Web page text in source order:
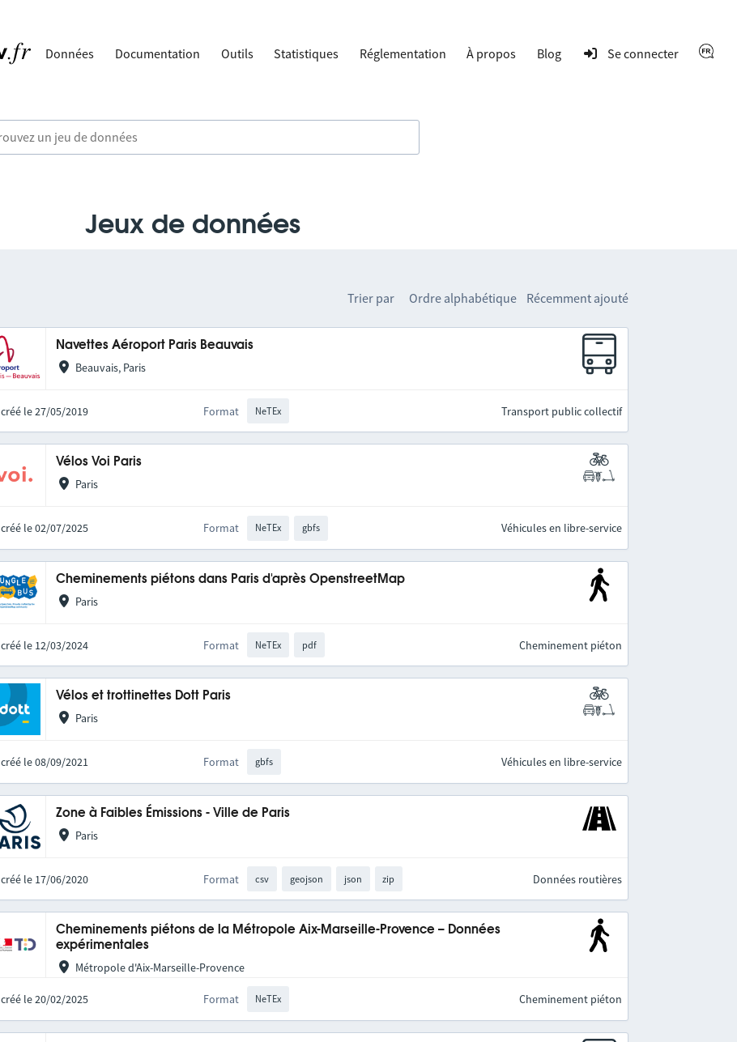
Données Documentation Outils Statistiques Réglementation À propos Blog Se connecter
Jeux de données
Trier par Ordre alphabétique Récemment ajouté
Navettes Aéroport Paris Beauvais
Beauvais, Paris
créé le 27/05/2019 Format NeTEx Transport public collectif
Vélos Voi Paris
Paris
créé le 02/07/2025 Format NeTEx gbfs Véhicules en libre-service
Cheminements piétons dans Paris d'après OpenstreetMap
Paris
créé le 12/03/2024 Format NeTEx pdf Cheminement piéton
Vélos et trottinettes Dott Paris
Paris
créé le 08/09/2021 Format gbfs Véhicules en libre-service
Zone à Faibles Émissions - Ville de Paris
Paris
créé le 17/06/2020 Format csv geojson json zip Données routières
Cheminements piétons de la Métropole Aix-Marseille-Provence – Données
expérimentales
Métropole d'Aix-Marseille-Provence
créé le 20/02/2025 Format NeTEx Cheminement piéton